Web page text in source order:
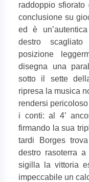
raddoppio
conclusione su
ed è
destro
posizione
disegna una
sotto il sette
ripresa la musica
rendersi
i conti: al 4’
firmando la sua
tardi Borges
destro rasoterra
sigilla la vittoria
impeccabile un